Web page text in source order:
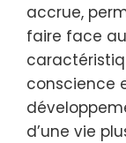
accrue,
faire face
conscience
d’une vie